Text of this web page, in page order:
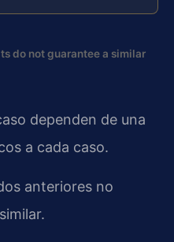
do not guarantee a similar
dependen de una
a cada caso.
anteriores no